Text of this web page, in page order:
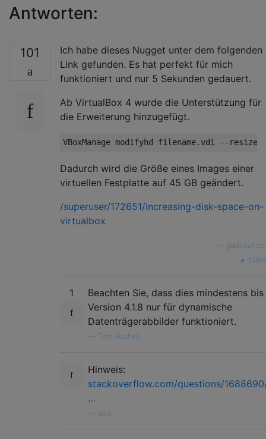
Antworten:
101
Ich habe dieses Nugget unter dem folgenden
Link gefunden. Es hat perfekt für mich
funktioniert und nur 5 Sekunden gedauert.
Ab VirtualBox 4 wurde die Unterstützung für
die Erweiterung hinzugefügt.
Dadurch wird die Größe eines Images einer
virtuellen Festplatte auf 45 GB geändert.
/superuser/172651/increasing-disk-space-on-
virtualbox
1
Beachten Sie, dass dies mindestens bis
Version 4.1.8 nur für dynamische
Datenträgerabbilder funktioniert.
Tom Bushell
Hinweis:
stackoverflow.com/questions/
…
aexl